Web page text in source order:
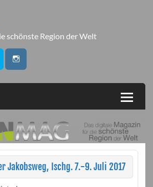
schönste Region der Welt
Jakobsweg, Ischg. 7.-9. Juli 2017